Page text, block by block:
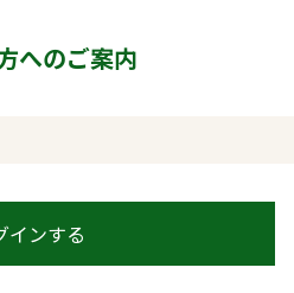
へのご案内
インする